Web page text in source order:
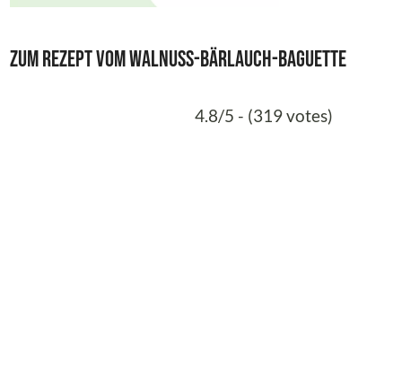
Zum Rezept vom Walnuss-Bärlauch-Baguette
4.8/5 - (319 votes)